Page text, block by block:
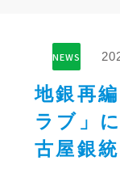
NEWS
地銀再
ラブ」
古屋銀